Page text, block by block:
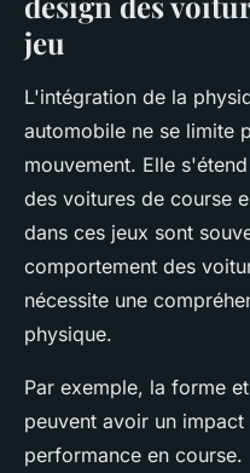
jeu
L'intégration de la
automobile ne se limite
mouvement. Elle
des voitures de course
dans ces jeux sont
comportement des
nécessite une
physique.
Par exemple, la forme
peuvent avoir un
performance en